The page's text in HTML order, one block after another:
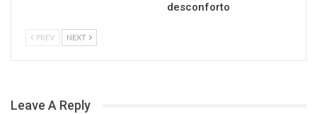
desconforto
PREV NEXT
Leave A Reply